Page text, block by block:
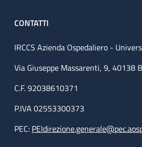
CONTATTI
IRCCS Azienda Ospedaliero -
Via Giuseppe Massarenti, 9, 40138
C.F. 92038610371
P.IVA 02553300373
PEC: